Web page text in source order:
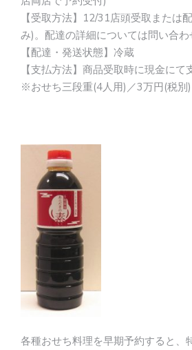
【受取方法】12/31店頭受取または
み)。配達の詳細については問い合わ
【配達・発送状態】冷蔵
【支払方法】商品受取時に現金にて
※おせち三段重(4人用)／3万円(税別
各種おせち料理を早期予約すると、